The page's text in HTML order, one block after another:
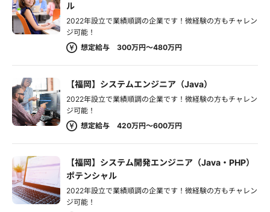
ル
2022年設立で業績順調の企業です！微経験の方もチャレン
ジ可能！
想定給与 300万円～480万円
【福岡】システムエンジニア（Java）
2022年設立で業績順調の企業です！微経験の方もチャレン
ジ可能！
想定給与 420万円～600万円
【福岡】システム開発エンジニア（Java・PHP）
ポテンシャル
2022年設立で業績順調の企業です！微経験の方もチャレン
ジ可能！